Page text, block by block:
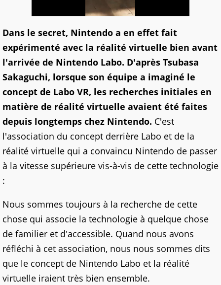
Dans le secret, Nintendo a en effet fait
expérimenté avec la réalité virtuelle bien avant
l'arrivée de Nintendo Labo. D'après Tsubasa
Sakaguchi, lorsque son équipe a imaginé le
concept de Labo VR, les recherches initiales en
matière de réalité virtuelle avaient été faites
depuis longtemps chez Nintendo. C'est
l'association du concept derrière Labo et de la
réalité virtuelle qui a convaincu Nintendo de passer
à la vitesse supérieure vis-à-vis de cette technologie
:
Nous sommes toujours à la recherche de cette
chose qui associe la technologie à quelque chose
de familier et d'accessible. Quand nous avons
réfléchi à cet association, nous nous sommes dits
que le concept de Nintendo Labo et la réalité
virtuelle iraient très bien ensemble.